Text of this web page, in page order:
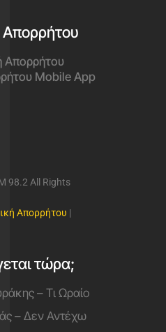
Απορρήτου
Απορρήτου
Mobile App
98.2 All Rights
Απορρήτου |
τώρα;
– Τι Ωραίο
– Δεν Αντέχω